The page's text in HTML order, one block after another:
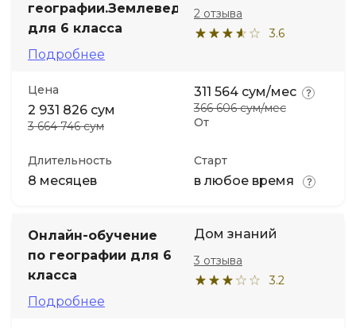
географии.Землеведение
для 6 класса
Подробнее
3.6
2 отзыва
Цена
2 931 826 сум
3 664 746 сум От
311 564 сум/мес
366 606 сум/мес
Длительность
8 месяцев
Старт
в любое время
Онлайн-обучение
по географии для 6
класса
Подробнее
Дом знаний
3.2
3 отзыва